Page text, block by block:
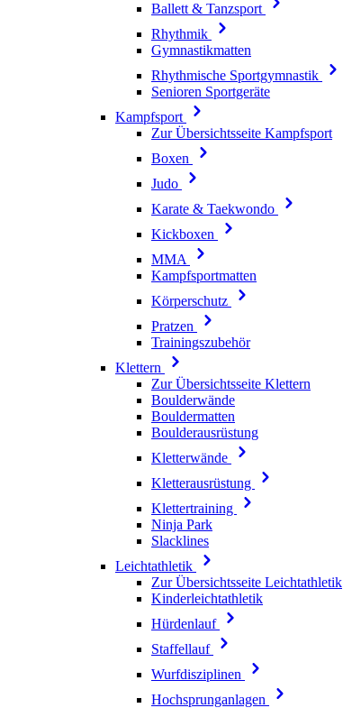
Ballett & Tanzsport
Rhythmik
Gymnastikmatten
Rhythmische Sportgymnastik
Senioren Sportgeräte
Kampfsport
Zur Übersichtsseite Kampfsport
Boxen
Judo
Karate & Taekwondo
Kickboxen
MMA
Kampfsportmatten
Körperschutz
Pratzen
Trainingszubehör
Klettern
Zur Übersichtsseite Klettern
Boulderwände
Bouldermatten
Boulderausrüstung
Kletterwände
Kletterausrüstung
Klettertraining
Ninja Park
Slacklines
Leichtathletik
Zur Übersichtsseite Leichtathletik
Kinderleichtathletik
Hürdenlauf
Staffellauf
Wurfdisziplinen
Hochsprunganlagen